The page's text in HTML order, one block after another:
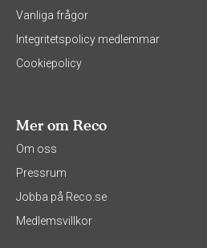
Vanliga frågor
Integritetspolicy medlemmar
Cookiepolicy
Mer om Reco
Om oss
Pressrum
Jobba på Reco.se
Medlemsvillkor